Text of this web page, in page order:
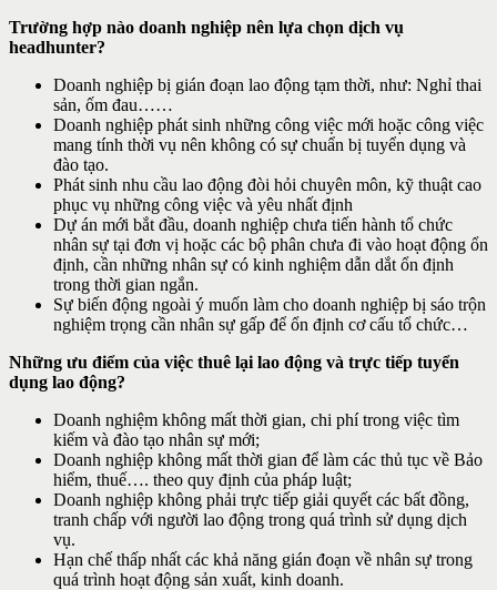
Trường hợp nào doanh nghiệp nên lựa chọn dịch vụ
headhunter?
Doanh nghiệp bị gián đoạn lao động tạm thời, như: Nghỉ thai
sản, ốm đau……
Doanh nghiệp phát sinh những công việc mới hoặc công việc
mang tính thời vụ nên không có sự chuẩn bị tuyển dụng và
đào tạo.
Phát sinh nhu cầu lao động đòi hỏi chuyên môn, kỹ thuật cao
phục vụ những công việc và yêu nhất định
Dự án mới bắt đầu, doanh nghiệp chưa tiến hành tổ chức
nhân sự tại đơn vị hoặc các bộ phân chưa đi vào hoạt động ổn
định, cần những nhân sự có kinh nghiệm dẫn dắt ổn định
trong thời gian ngắn.
Sự biến động ngoài ý muốn làm cho doanh nghiệp bị sáo trộn
nghiệm trọng cần nhân sự gấp để ổn định cơ cấu tổ chức…
Những ưu điểm của việc thuê lại lao động và trực tiếp tuyển
dụng lao động?
Doanh nghiệm không mất thời gian, chi phí trong việc tìm
kiếm và đào tạo nhân sự mới;
Doanh nghiệp không mất thời gian để làm các thủ tục về Bảo
hiểm, thuế…. theo quy định của pháp luật;
Doanh nghiệp không phải trực tiếp giải quyết các bất đồng,
tranh chấp với người lao động trong quá trình sử dụng dịch
vụ.
Hạn chế thấp nhất các khả năng gián đoạn về nhân sự trong
quá trình hoạt động sản xuất, kinh doanh.